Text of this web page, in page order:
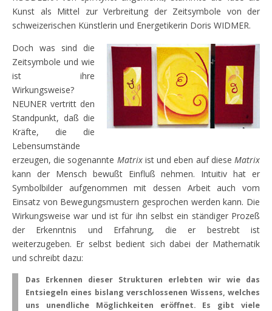
Kunst als Mittel zur Verbreitung der Zeitsymbole von der
schweizerischen Künstlerin und Energetikerin Doris WIDMER.
Doch was sind die
Zeitsymbole und wie
ist ihre
Wirkungsweise?
NEUNER vertritt den
Standpunkt, daß die
Kräfte, die die
Lebensumstände
erzeugen, die sogenannte Matrixist und eben auf dieseMatrix
kann der Mensch bewußt Einfluß nehmen. Intuitiv hat er
Symbolbilder aufgenommen mit dessen Arbeit auch vom
Einsatz von Bewegungsmustern gesprochen werden kann. Die
Wirkungsweise war und ist für ihn selbst ein ständiger Prozeß
der Erkenntnis und Erfahrung, die er bestrebt ist
weiterzugeben. Er selbst bedient sich dabei der Mathematik
und schreibt dazu:
Das Erkennen dieser Strukturen erlebten wir wie das
Entsiegeln eines bislang verschlossenen Wissens, welches
uns unendliche Möglichkeiten eröffnet. Es gibt viele